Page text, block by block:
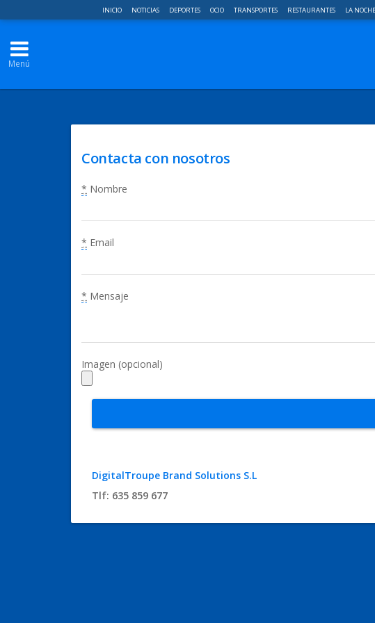
INICIO NOTICIAS DEPORTES OCIO TRANSPORTES RESTAURANTES LA
Menú
Contacta con nosotros
* Nombre
* Email
* Mensaje
Imagen (opcional)
DigitalTroupe Brand Solutions S.L
Tlf: 635 859 677